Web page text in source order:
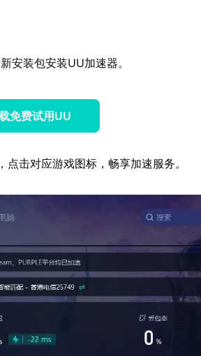
安装包安装UU加速器。
免费试用UU
击对应游戏图标，畅享加速服务。